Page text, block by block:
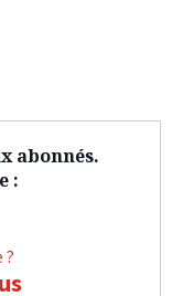
abonnés.
:
?